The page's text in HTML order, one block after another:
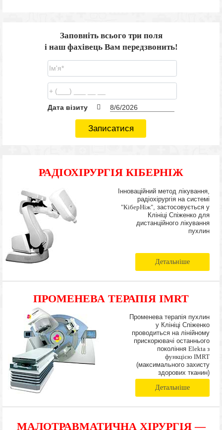
Заповніть всього три поля
і наш фахівець Вам передзвонить!
Дата візиту
Записатися
РАДІОХІРУРГІЯ КІБЕРНІЖ
Інноваційний метод лікування,
радіохірургія на системі
"КіберНіж", застосовується у
Клініці Спіженко для
дистанційного лікування
пухлин
Детальніше
ПРОМЕНЕВА ТЕРАПІЯ IMRT
Променева терапія пухлин
у Клініці Спіженко
проводиться на лінійному
прискорювачі останнього
покоління Elekta з
функцією IMRT
(максимального захисту
здорових тканин)
Детальніше
МАЛОТРАВМАТИЧНА ХІРУРГІЯ —